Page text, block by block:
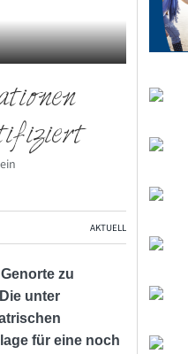
AKTUELL
zu
unter
für eine noch